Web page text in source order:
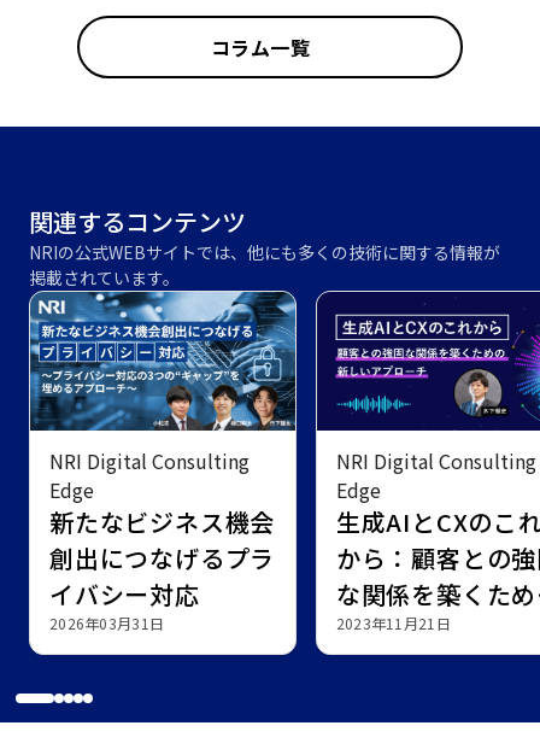
コラム一覧
関連するコンテンツ
NRIの公式WEBサイトでは、他にも多くの技術に関する情報が
掲載されています。
NRI Digital Consulting
Edge
新たなビジネス機会
創出につなげるプラ
イバシー対応
2026年03月31日
NRI Digital Consulting
Edge
生成AIとCXのこ
から：顧客との
な関係を築くた
新しいアプローチ
2023年11月21日